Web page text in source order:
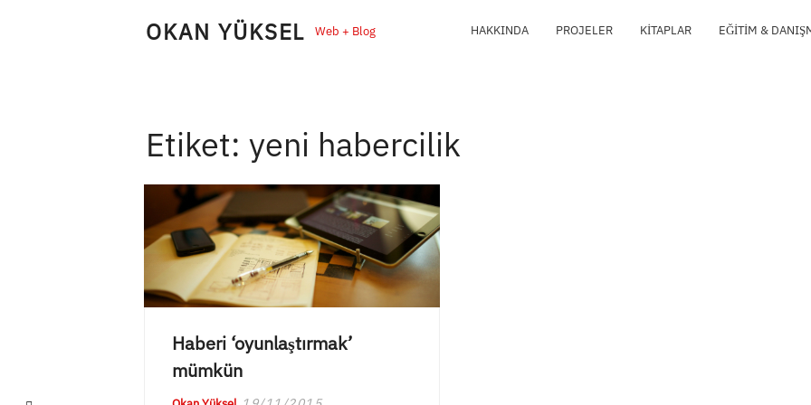
OKAN YÜKSEL Web + Blog HAKKINDA PROJELER KITAPLAR EĞITIM &
Etiket:yeni habercilik
Haberi ‘oyunlaştırmak’
mümkün